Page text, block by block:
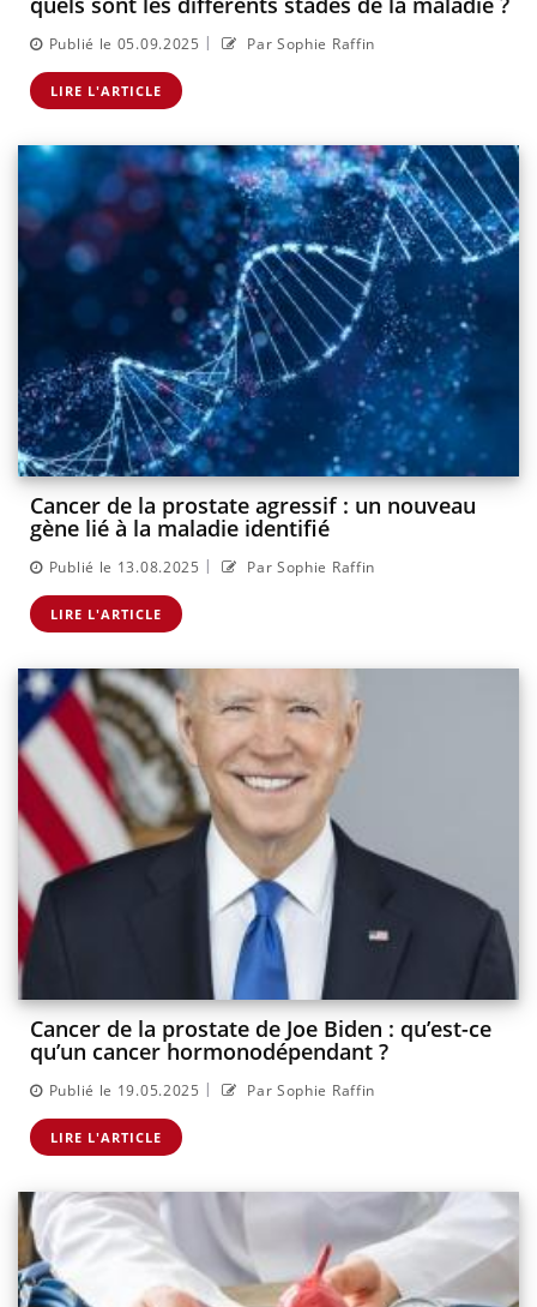
Publié le 05.09.2025 | Par Sophie Raffin
LIRE L'ARTICLE
Cancer de la prostate agressif : un nouveau
gène lié à la maladie identifié
Publié le 13.08.2025 | Par Sophie Raffin
LIRE L'ARTICLE
Cancer de la prostate de Joe Biden : qu’est-ce
qu’un cancer hormonodépendant ?
Publié le 19.05.2025 | Par Sophie Raffin
LIRE L'ARTICLE